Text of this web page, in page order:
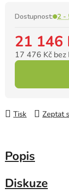
Dostupnost: 2 -
21 146
17 476 Kč bez
Tisk Zeptat
Popis
Diskuze